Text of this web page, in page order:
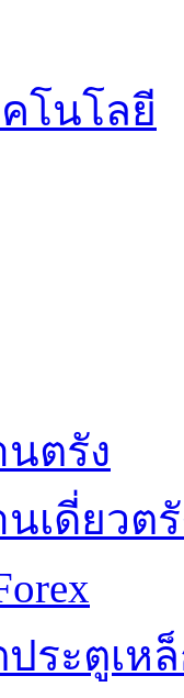
โนโลยี
ตรัง
เดี่ยวต
ระตูเห